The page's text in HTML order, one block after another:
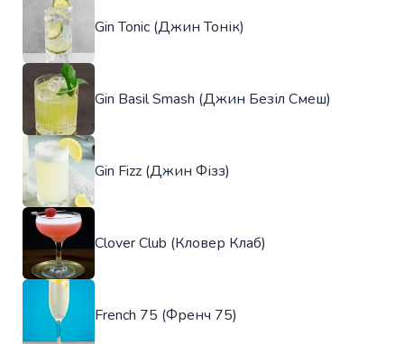
Gin Tonic (Джин Тонік)
Gin Basil Smash (Джин Безіл Смеш)
Gin Fizz (Джин Фізз)
Clover Club (Кловер Клаб)
French 75 (Френч 75)